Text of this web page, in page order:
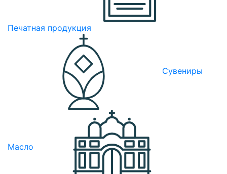
Печатная продукция
Сувениры
Масло